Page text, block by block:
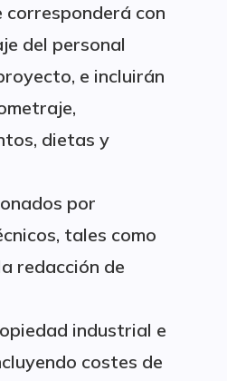
corresponderá con
del personal
e incluirán
dietas y
por
tales como
redacción de
industrial e
costes de